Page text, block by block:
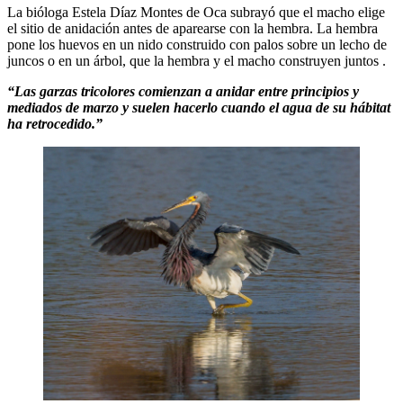
La bióloga Estela Díaz Montes de Oca subrayó que el macho elige
el sitio de anidación antes de aparearse con la hembra. La hembra
pone los huevos en un nido construido con palos sobre un lecho de
juncos o en un árbol, que la hembra y el macho construyen juntos .
“Las garzas tricolores comienzan a anidar entre principios y
mediados de marzo y suelen hacerlo cuando el agua de su hábitat
ha retrocedido.”